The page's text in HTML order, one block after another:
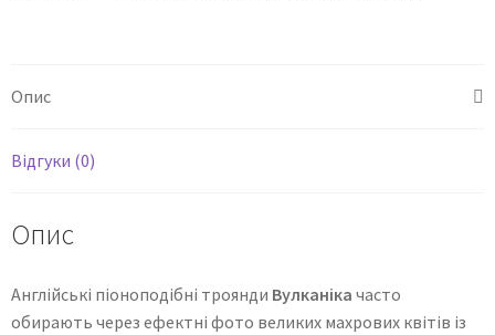
Опис
Відгуки (0)
Опис
Англійські піоноподібні троянди Вулканіка часто
обирають через ефектні фото великих махрових квітів із